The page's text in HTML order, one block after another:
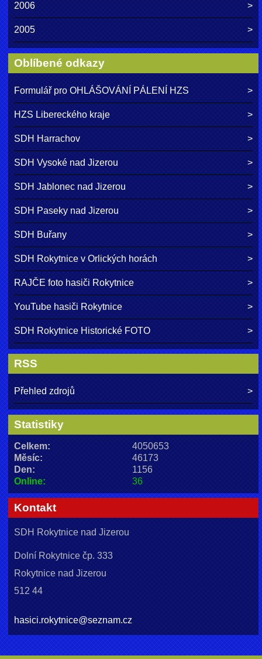
2006
2005
Oblíbené odkazy
Formulář pro OHLÁŠOVÁNÍ PÁLENÍ HZS
HZS Libereckého kraje
SDH Harrachov
SDH Vysoké nad Jizerou
SDH Jablonec nad Jizerou
SDH Paseky nad Jizerou
SDH Buřany
SDH Rokytnice v Orlických horách
RAJČE foto hasiči Rokytnice
YouTube hasiči Rokytnice
SDH Rokytnice Historické FOTO
RSS
Přehled zdrojů
Statistiky
Online: 36
Celkem:
4050653
Měsíc:
46173
Den:
1156
Kontakt
SDH Rokytnice nad Jizerou
Dolní Rokytnice čp. 333
Rokytnice nad Jizerou
512 44
hasici.rokytnice@seznam.cz